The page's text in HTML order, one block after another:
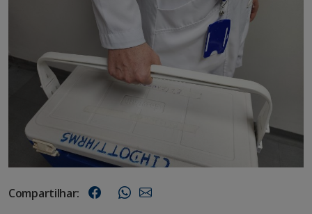
Compartilhar: